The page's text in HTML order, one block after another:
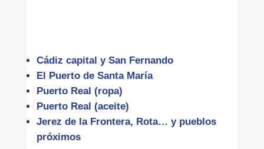
Cádiz capital y San Fernando
El Puerto de Santa María
Puerto Real (ropa)
Puerto Real (aceite)
Jerez de la Frontera, Rota… y pueblos
próximos